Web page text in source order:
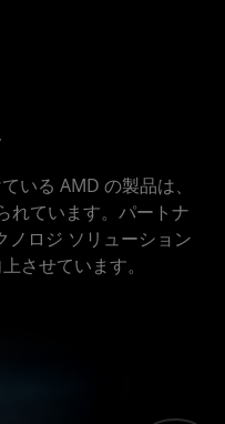
いる AMD の製品は、
れています。パートナ
ノロジ ソリューション
させています。